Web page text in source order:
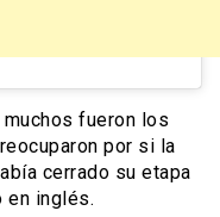
fueron los
por si la
cerrado su etapa
en inglés.